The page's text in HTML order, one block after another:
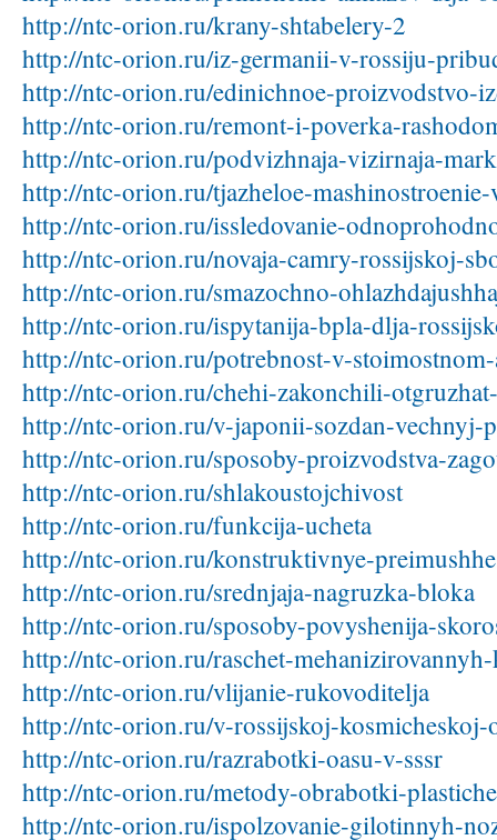
http://ntc-orion.ru/krany-shtabelery-2
http://ntc-orion.ru/iz-germanii-v-rossiju-
http://ntc-orion.ru/edinichnoe-proizvodstvo-
http://ntc-orion.ru/remont-i-poverka-
http://ntc-orion.ru/podvizhnaja-vizirnaja-
http://ntc-orion.ru/tjazheloe-
http://ntc-orion.ru/issledovanie-
http://ntc-orion.ru/novaja-camry-rossijskoj-
http://ntc-orion.ru/smazochno-
http://ntc-orion.ru/ispytanija-bpla-dlja-
http://ntc-orion.ru/potrebnost-v-
http://ntc-orion.ru/chehi-zakonchili-
http://ntc-orion.ru/v-japonii-sozdan-vechnyj-
http://ntc-orion.ru/sposoby-proizvodstva-
http://ntc-orion.ru/shlakoustojchivost
http://ntc-orion.ru/funkcija-ucheta
http://ntc-orion.ru/konstruktivnye-
http://ntc-orion.ru/srednjaja-nagruzka-bloka
http://ntc-orion.ru/sposoby-povyshenija-
http://ntc-orion.ru/raschet-
http://ntc-orion.ru/vlijanie-rukovoditelja
http://ntc-orion.ru/v-rossijskoj-
http://ntc-orion.ru/razrabotki-oasu-v-sssr
http://ntc-orion.ru/metody-obrabotki-
http://ntc-orion.ru/ispolzovanie-gilotinnyh-